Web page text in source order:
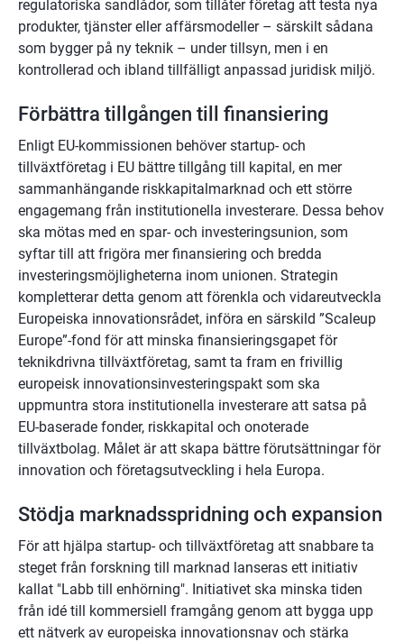
regulatoriska sandlådor, som tillåter företag att testa nya
produkter, tjänster eller affärsmodeller – särskilt sådana
som bygger på ny teknik – under tillsyn, men i en
kontrollerad och ibland tillfälligt anpassad juridisk miljö.
Förbättra tillgången till finansiering
Enligt EU-kommissionen behöver startup- och
tillväxtföretag i EU bättre tillgång till kapital, en mer
sammanhängande riskkapitalmarknad och ett större
engagemang från institutionella investerare. Dessa behov
ska mötas med en spar- och investeringsunion, som
syftar till att frigöra mer finansiering och bredda
investeringsmöjligheterna inom unionen. Strategin
kompletterar detta genom att förenkla och vidareutveckla
Europeiska innovationsrådet, införa en särskild ”Scaleup
Europe”-fond för att minska finansieringsgapet för
teknikdrivna tillväxtföretag, samt ta fram en frivillig
europeisk innovationsinvesteringspakt som ska
uppmuntra stora institutionella investerare att satsa på
EU-baserade fonder, riskkapital och onoterade
tillväxtbolag. Målet är att skapa bättre förutsättningar för
innovation och företagsutveckling i hela Europa.
Stödja marknadsspridning och expansion
För att hjälpa startup- och tillväxtföretag att snabbare ta
steget från forskning till marknad lanseras ett initiativ
kallat "Labb till enhörning". Initiativet ska minska tiden
från idé till kommersiell framgång genom att bygga upp
ett nätverk av europeiska innovationsnav och stärka